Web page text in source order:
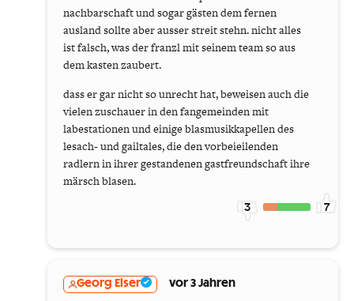
nachbarschaft und sogar gästen dem fernen
ausland sollte aber ausser streit stehn. nicht alles
ist falsch, was der franzl mit seinem team so aus
dem kasten zaubert.
dass er gar nicht so unrecht hat, beweisen auch die
vielen zuschauer in den fangemeinden mit
labestationen und einige blasmusikkapellen des
lesach- und gailtales, die den vorbeieilenden
radlern in ihrer gestandenen gastfreundschaft ihre
märsch blasen.
3 7
Georg Elser vor 3 Jahren